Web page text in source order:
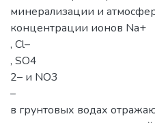
минерализации и
концентрации ионов Na+
, Cl–
, SO4
2– и NO3
–
в грунтовых водах